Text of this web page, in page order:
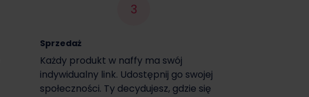
3
Sprzedaż
Każdy produkt w naffy ma swój
indywidualny link. Udostępnij go swojej
społeczności. Ty decydujesz, gdzie się